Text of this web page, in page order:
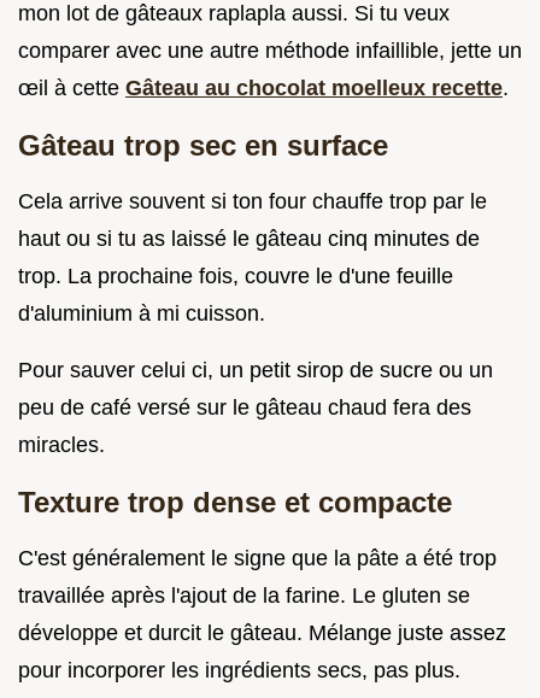
mon lot de gâteaux raplapla aussi. Si tu veux
comparer avec une autre méthode infaillible, jette un
œil à cette Gâteau au chocolat moelleux recette.
Gâteau trop sec en surface
Cela arrive souvent si ton four chauffe trop par le
haut ou si tu as laissé le gâteau cinq minutes de
trop. La prochaine fois, couvre le d'une feuille
d'aluminium à mi cuisson.
Pour sauver celui ci, un petit sirop de sucre ou un
peu de café versé sur le gâteau chaud fera des
miracles.
Texture trop dense et compacte
C'est généralement le signe que la pâte a été trop
travaillée après l'ajout de la farine. Le gluten se
développe et durcit le gâteau. Mélange juste assez
pour incorporer les ingrédients secs, pas plus.